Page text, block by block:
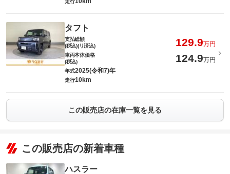
タフト
支払総額
(税込)(リ済込)
129.9万円
車両本体価格
(税込)
124.9万円
年式2025(令和7)年
走行10km
この販売店の在庫一覧を見る
この販売店の新着車種
ハスラー